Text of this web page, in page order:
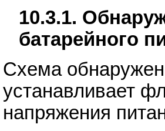
10.3.1.
батарейного
Схема
устанавливает
напряжения